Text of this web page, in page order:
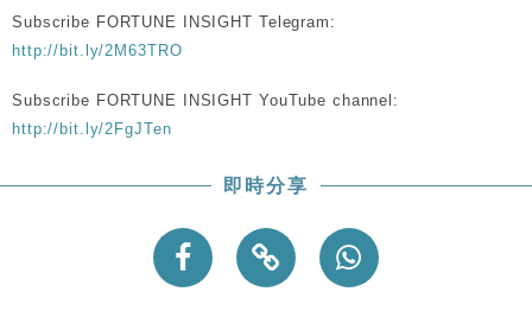
13:44
財經｜內地7月美元計價出口增近24%勝預期 貿易順
12:44
財經｜日本春季三度入市撐日圓 4月單日斥6.28萬億
日圓干預創新高
張
財經｜SA售股自救後再出手 斥4億美元押注未上市公
Subscribe FORTUNE INSIGHT Telegram:
http://bit.ly/2M63TRO
Subscribe FORTUNE INSIGHT YouTube channel:
http://bit.ly/2FgJTen
即時分享